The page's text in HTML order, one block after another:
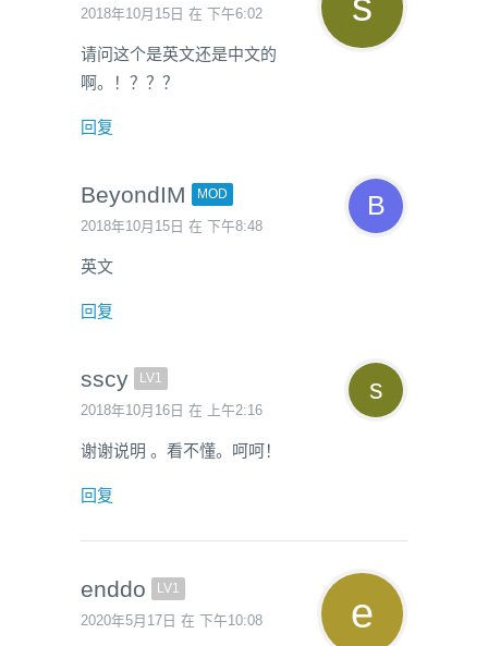
2018年10月15日 在 下午6:02
请问这个是英文还是中文的
啊。！？？？
回复
BeyondIM MOD
2018年10月15日 在 下午8:48
英文
回复
sscy LV1
2018年10月16日 在 上午2:16
谢谢说明 。看不懂。呵呵！
回复
enddo LV1
2020年5月17日 在 下午10:08